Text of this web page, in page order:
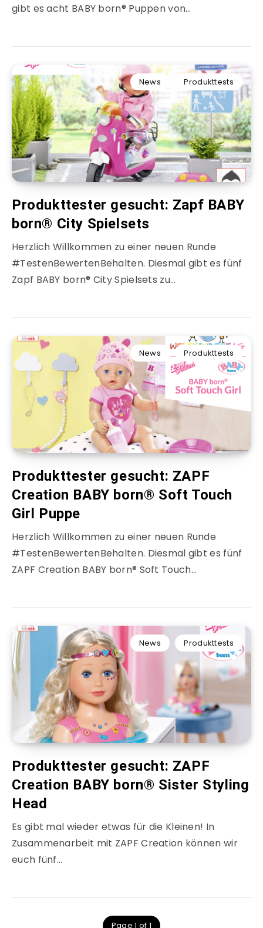
gibt es acht BABY born® Puppen von…
News Produkttests
Produkttester gesucht: Zapf BABY
born® City Spielsets
Herzlich Willkommen zu einer neuen Runde
#TestenBewertenBehalten. Diesmal gibt es fünf
Zapf BABY born® City Spielsets zu…
News Produkttests
Produkttester gesucht: ZAPF
Creation BABY born® Soft Touch
Girl Puppe
Herzlich Willkommen zu einer neuen Runde
#TestenBewertenBehalten. Diesmal gibt es fünf
ZAPF Creation BABY born® Soft Touch…
News Produkttests
Produkttester gesucht: ZAPF
Creation BABY born® Sister Styling
Head
Es gibt mal wieder etwas für die Kleinen! In
Zusammenarbeit mit ZAPF Creation können wir
euch fünf…
Page 1 of 1